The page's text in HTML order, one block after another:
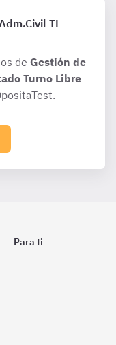
TL
de Gestión de
Turno Libre
Para ti